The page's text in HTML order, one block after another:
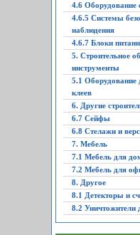
4.6 Оборудование
4.6.5 Системы
наблюдения
4.6.7 Блоки
5. Строительное
инструменты
5.1 Оборудование
клеев
6. Другие
6.7 Сейфы
6.8 Стелажи и
7. Мебель
7.1 Мебель для
7.2 Мебель для
8. Другое
8.1 Детекторы и
8.2 Уничтожители